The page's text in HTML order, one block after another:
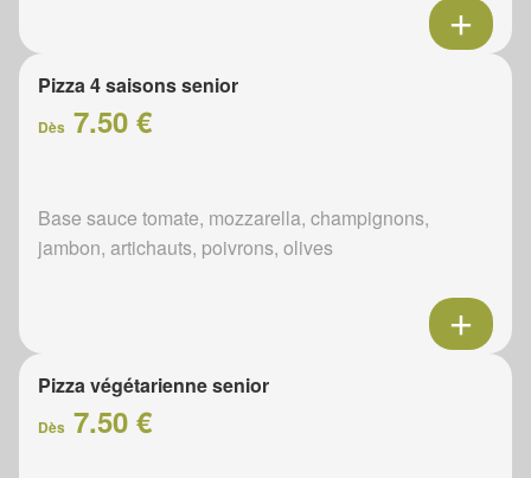
Pizza 4 saisons senior
Dès 7.50 €
Base sauce tomate, mozzarella, champignons,
jambon, artichauts, poivrons, olives
Pizza végétarienne senior
Dès 7.50 €